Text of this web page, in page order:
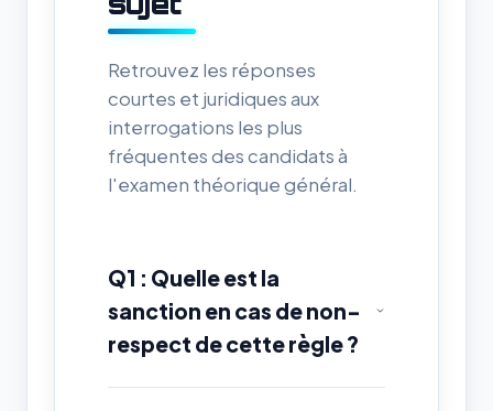
Retrouvez les réponses
courtes et juridiques aux
interrogations les plus
fréquentes des candidats à
l'examen théorique général.
Q1 : Quelle est la
sanction en cas de non-
respect de cette règle ?